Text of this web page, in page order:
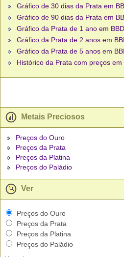
Gráfico de 30 dias da Prata em
Gráfico de 90 dias da Prata em
Gráfico da Prata de 1 ano em BBD
Gráfico da Prata de 2 anos em
Gráfico da Prata de 5 anos em
Histórico da Prata com preços em
Metais Preciosos
Preços do Ouro
Preços da Prata
Preços da Platina
Preços do Paládio
Ver
Preços do Ouro
Preços da Prata
Preços da Platina
Preços do Paládio